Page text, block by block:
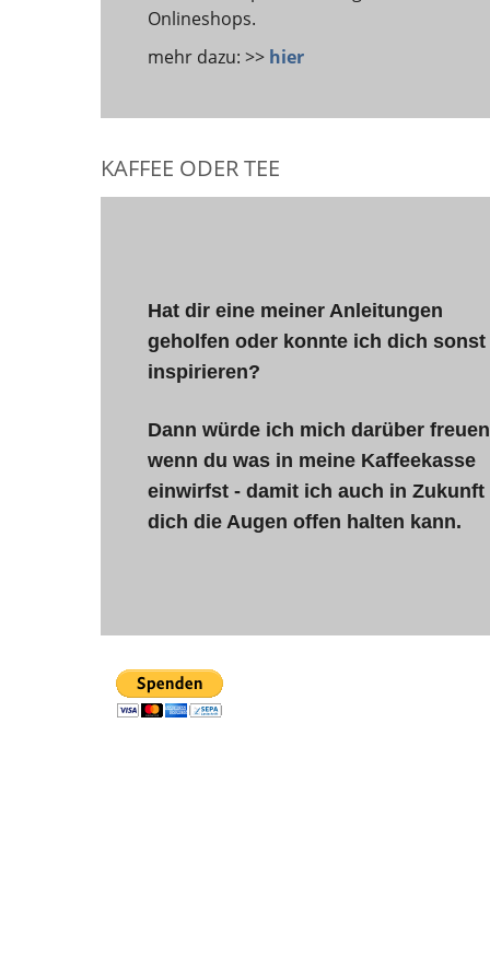
Onlineshops.
mehr dazu: >> hier
KAFFEE ODER TEE
Hat dir eine meiner Anleitungen
geholfen oder konnte ich dich sonst
inspirieren?
Dann würde ich mich darüber freuen
wenn du was in meine Kaffeekasse
einwirfst - damit ich auch in Zukunft
dich die Augen offen halten kann.